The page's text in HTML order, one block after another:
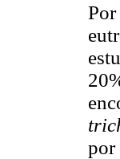
por